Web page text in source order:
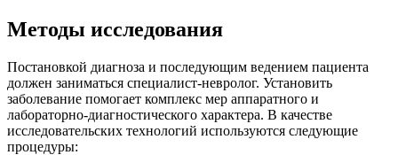
Методы исследования
Постановкой диагноза и последующим ведением пациента
должен заниматься специалист-невролог. Установить
заболевание помогает комплекс мер аппаратного и
лабораторно-диагностического характера. В качестве
исследовательских технологий используются следующие
процедуры: